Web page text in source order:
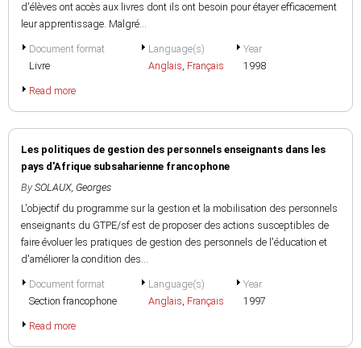
d'élèves ont accès aux livres dont ils ont besoin pour étayer efficacement
leur apprentissage. Malgré...
Document format
Livre
Language(s)
Anglais, Français
Year
1998
Read more
Les politiques de gestion des personnels enseignants dans les
pays d'Afrique subsaharienne francophone
By SOLAUX, Georges
L'objectif du programme sur la gestion et la mobilisation des personnels
enseignants du GTPE/sf est de proposer des actions susceptibles de
faire évoluer les pratiques de gestion des personnels de l'éducation et
d'améliorer la condition des...
Document format
Section francophone
Language(s)
Anglais, Français
Year
1997
Read more